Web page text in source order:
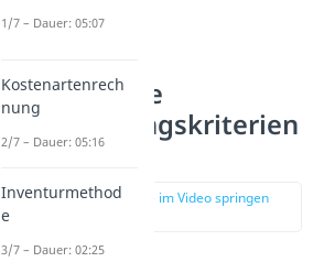
Quantitative
Entscheidungskriterien
zur Stelle im Video springen
1/7 – Dauer: 05:07
Kostenartenrech
nung
2/7 – Dauer: 05:16
Inventurmethod
e
3/7 – Dauer: 02:25